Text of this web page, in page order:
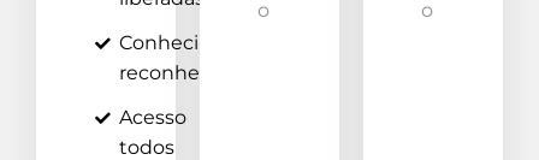
Conhecimento e
reconhecimento
Acesso
todos
o
o